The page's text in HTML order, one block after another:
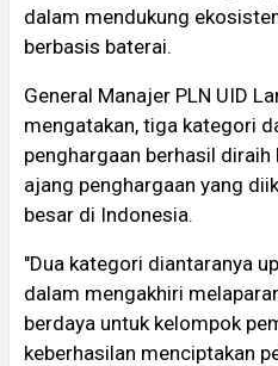
dalam mendukung
berbasis baterai.
General Manajer PLN UID
mengatakan, tiga kategori
penghargaan berhasil diraih
ajang penghargaan yang
besar di Indonesia.
"Dua kategori diantaranya
dalam mengakhiri
berdaya untuk kelompok
keberhasilan menciptakan